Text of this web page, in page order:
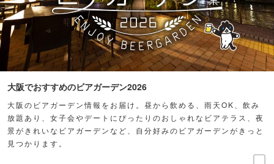
大阪でおすすめのビアガーデン2026
大阪のビアガーデン情報をお届け。昼から飲める、雨天OK、飲み
放題あり、女子会やデートにぴったりのおしゃれなビアテラス、夜
景がきれいなビアガーデンなど、自分好みのビアガーデンがきっと
見つかります。